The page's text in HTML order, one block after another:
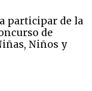
participar de la
de
Niños y